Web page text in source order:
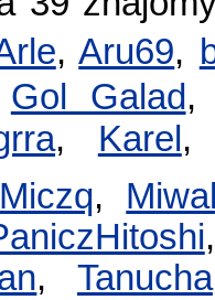
,Aru69,
Gol Galad
, Karel
Miczq,
, Tanucha